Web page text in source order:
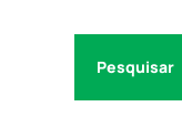
for: